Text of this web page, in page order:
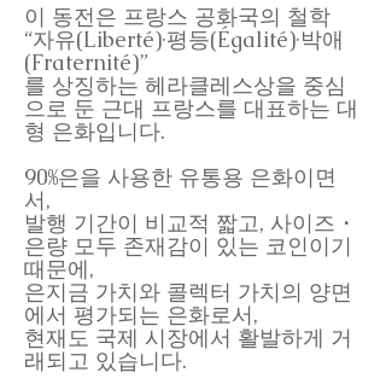
이 동전은 프랑스 공화국의 철학
“자유(Liberté)·평등(Égalité)·박애
(Fraternité)”
를 상징하는 헤라클레스상을 중심
으로 둔 근대 프랑스를 대표하는 대
형 은화입니다.
90%은을 사용한 유통용 은화이면
서,
발행 기간이 비교적 짧고, 사이즈・
은량 모두 존재감이 있는 코인이기
때문에,
은지금 가치와 콜렉터 가치의 양면
에서 평가되는 은화로서,
현재도 국제 시장에서 활발하게 거
래되고 있습니다.